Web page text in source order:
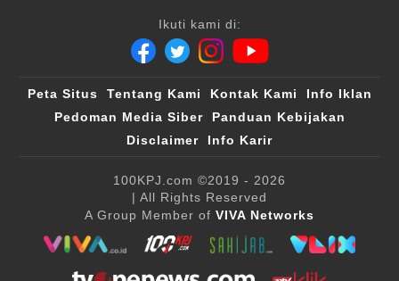
Ikuti kami di:
Peta Situs Tentang Kami Kontak Kami
Info Iklan
Pedoman Media Siber
Panduan Kebijakan
Disclaimer
Info Karir
100KPJ.com ©2019 - 2026
| All Rights Reserved
A Group Member of VIVA Networks